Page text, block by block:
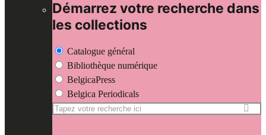
Démarrez votre recherche dans
les collections
Catalogue général
Bibliothèque numérique
BelgicaPress
Belgica Periodicals
Recherche